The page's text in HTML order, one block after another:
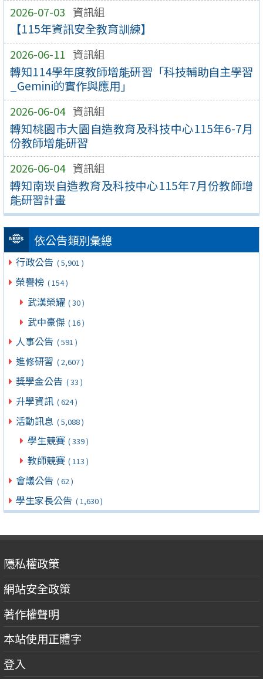
2026-07-03 資訊組
【115年資訊安全教育訓練】
2026-06-11 資訊組
轉知114學年度教師增能研習「科技輔助自主學習
_Gemini的實作與應用」
2026-06-04 資訊組
轉知桃園市大園自造教育及科技中心115年6-7月
份教師增能研習
2026-06-04 資訊組
轉知南崁自造教育及科技中心115年7月份教師增
能研習計畫
依公告類別彙總
行政公告 ( 5,901 )
榮譽榜 ( 154 )
武漢榮耀 ( 30 )
武中豪傑 ( 16 )
人事公告 ( 591 )
進修研習 ( 2,607 )
獎學金公告 ( 33 )
升學資訊 ( 624 )
活動訊息 ( 5,088 )
學生競賽 ( 339 )
教師競賽 ( 113 )
會議公告 ( 62 )
學生家長公告 ( 1,630 )
隱私權政策
網站安全政策
著作權聲明
本站使用正體字
登入